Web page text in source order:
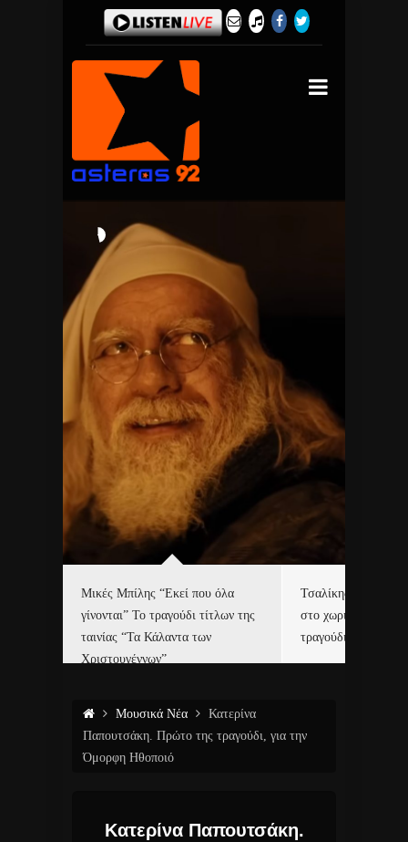
Μικές Μπίλης “Εκεί που όλα
γίνονται” Το τραγούδι τίτλων της
ταινίας “Τα Κάλαντα των
Χριστουγέννων”
Τσαλίκης,
στο χωριό του Άι
τραγούδι και video
Μουσικά Νέα
Κατερίνα
Παπουτσάκη. Πρώτο της τραγούδι, για την
Όμορφη Ηθοποιό
Κατερίνα Παπουτσάκη.